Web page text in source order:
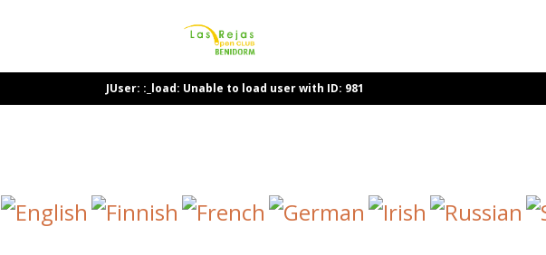
JUser: :_load: Unable to load user with ID: 981